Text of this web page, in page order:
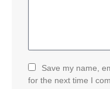
Save my name,
for the next time I